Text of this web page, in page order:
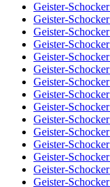
Geister-
Geister-
Geister-
Geister-
Geister-
Geister-
Geister-
Geister-Schocker
Geister-
Geister-
Geister-
Geister-
Geister-
Geister-
Geister-